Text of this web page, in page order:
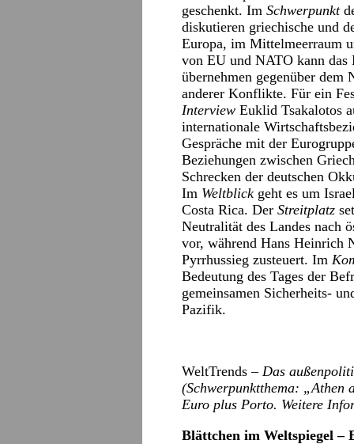
geschenkt. Im Schwerpunkt
diskutieren griechische und
Europa, im Mittelmeerraum
von EU und NATO kann
übernehmen gegenüber dem
anderer Konflikte. Für ein
Interview Euklid Tsakalotos
internationale
Gespräche mit der
Beziehungen zwischen
Schrecken der deutschen
Im Weltblick geht es um
Costa Rica. Der Streitplatz
Neutralität des Landes nach
vor, während Hans Heinrich
Pyrrhussieg zusteuert. Im
Bedeutung des Tages der
gemeinsamen Sicherheits-
Pazifik.
WeltTrends – Das
(Schwerpunktthema: „Athen
Euro plus Porto. Weitere
Blättchen im Weltspiegel –